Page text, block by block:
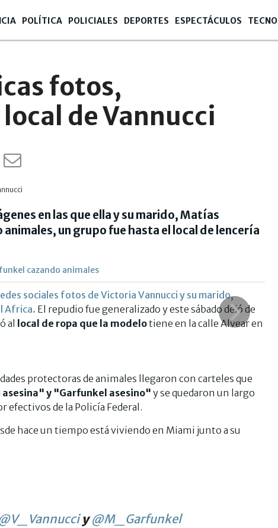
POLÍTICA POLICIALES DEPORTES ESPECTÁCULOS TECNO
fotos,
de Vannucci
en las que ella y su marido, Matías
un grupo fue hasta el local de lencería
cazando animales
sociales fotos de Victoria Vannucci y su marido,
Africa. El repudio fue generalizado y este sábado dejó de
al local de ropa que la modelotiene en la calle Alvear en
protectoras de animales llegaron con carteles que
y "Garfunkel asesino"y se quedaron un largo
efectivos de la Policía Federal.
hace un tiempo está viviendo en Miami junto a su
y@M_Garfunkel